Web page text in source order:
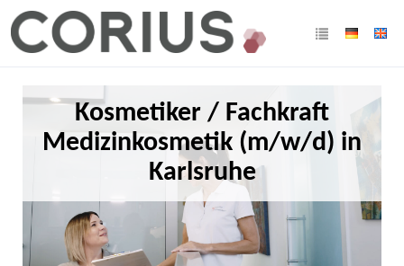
Kosmetiker / Fachkraft
Medizinkosmetik (m/w/d) in
Karlsruhe